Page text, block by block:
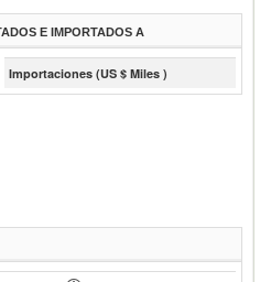
E IMPORTADOS A
Importaciones (US $ Miles )